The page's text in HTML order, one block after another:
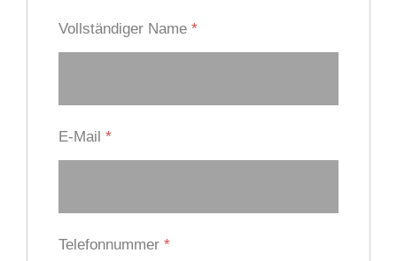
Vollständiger Name *
E-Mail *
Telefonnummer *